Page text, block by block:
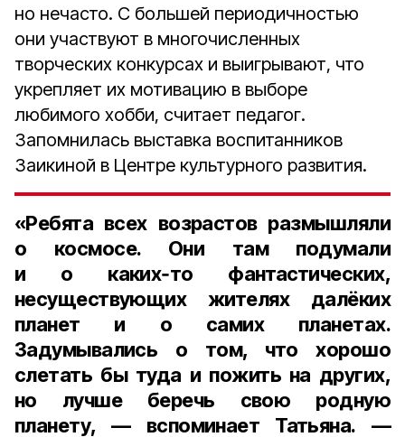
но нечасто. С большей периодичностью
они участвуют в многочисленных
творческих конкурсах и выигрывают, что
укрепляет их мотивацию в выборе
любимого хобби, считает педагог.
Запомнилась выставка воспитанников
Заикиной в Центре культурного развития.
«Ребята всех возрастов размышляли
о космосе. Они там подумали
и о каких‑то фантастических,
несуществующих жителях далёких
планет и о самих планетах.
Задумывались о том, что хорошо
слетать бы туда и пожить на других,
но лучше беречь свою родную
планету, — вспоминает Татьяна. —